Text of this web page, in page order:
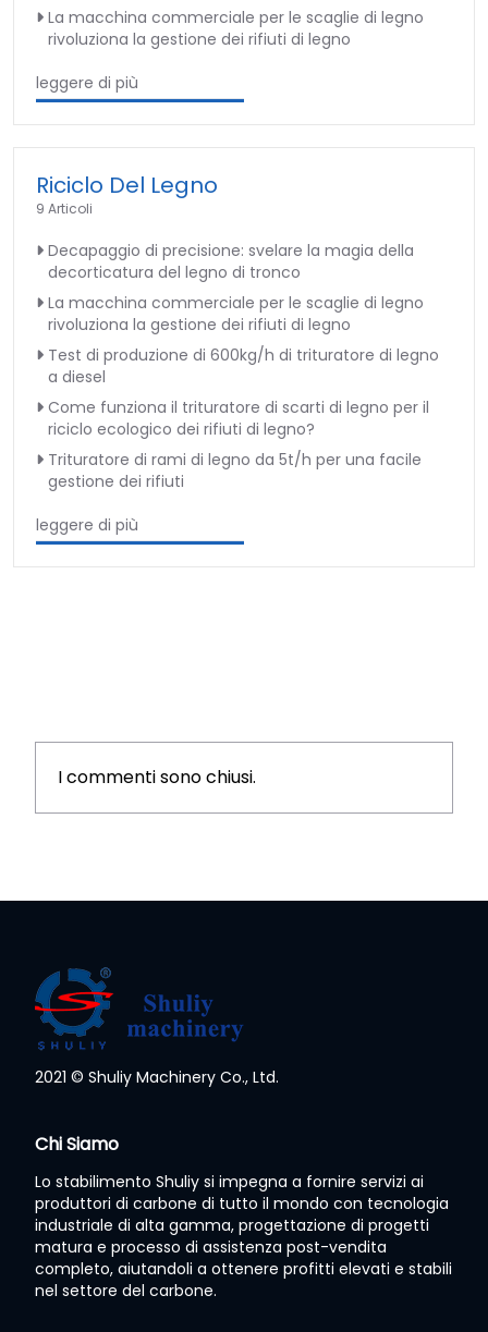
La macchina commerciale per le scaglie di legno
rivoluziona la gestione dei rifiuti di legno
leggere di più
Riciclo Del Legno
9 Articoli
Decapaggio di precisione: svelare la magia della
decorticatura del legno di tronco
La macchina commerciale per le scaglie di legno
rivoluziona la gestione dei rifiuti di legno
Test di produzione di 600kg/h di trituratore di legno
a diesel
Come funziona il trituratore di scarti di legno per il
riciclo ecologico dei rifiuti di legno?
Trituratore di rami di legno da 5t/h per una facile
gestione dei rifiuti
leggere di più
I commenti sono chiusi.
2021 © Shuliy Machinery Co., Ltd.
Chi Siamo
Lo stabilimento Shuliy si impegna a fornire servizi ai
produttori di carbone di tutto il mondo con tecnologia
industriale di alta gamma, progettazione di progetti
matura e processo di assistenza post-vendita
completo, aiutandoli a ottenere profitti elevati e stabili
nel settore del carbone.